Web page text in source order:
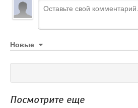
Новые
Посмотрите еще